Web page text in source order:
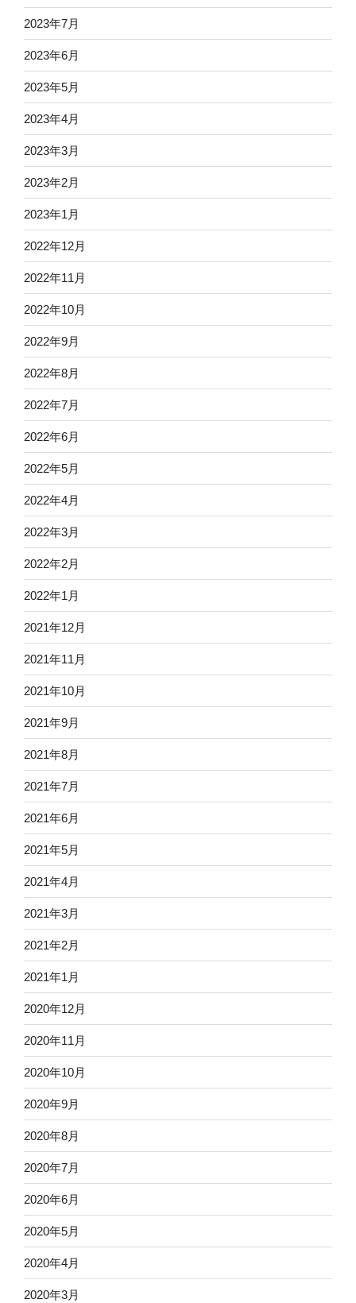
2023年7月
2023年6月
2023年5月
2023年4月
2023年3月
2023年2月
2023年1月
2022年12月
2022年11月
2022年10月
2022年9月
2022年8月
2022年7月
2022年6月
2022年5月
2022年4月
2022年3月
2022年2月
2022年1月
2021年12月
2021年11月
2021年10月
2021年9月
2021年8月
2021年7月
2021年6月
2021年5月
2021年4月
2021年3月
2021年2月
2021年1月
2020年12月
2020年11月
2020年10月
2020年9月
2020年8月
2020年7月
2020年6月
2020年5月
2020年4月
2020年3月